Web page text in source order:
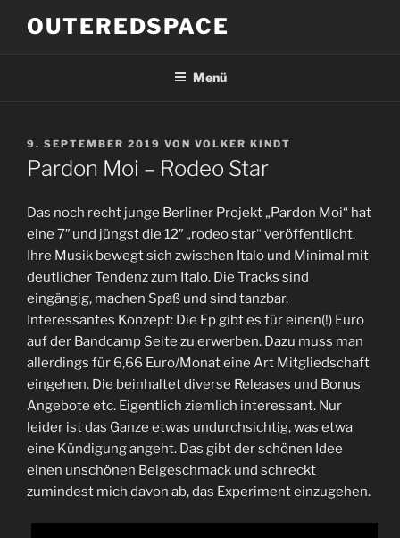
InhaltOUTEREDSPACE
Menü
VERÖFFENTLICHT
AM
9. SEPTEMBER 2019 VON VOLKER KINDT
Pardon Moi – Rodeo Star
Das noch recht junge Berliner Projekt „Pardon Moi“ hat
eine 7″ und jüngst die 12″ „rodeo star“ veröffentlicht.
Ihre Musik bewegt sich zwischen Italo und Minimal mit
deutlicher Tendenz zum Italo. Die Tracks sind
eingängig, machen Spaß und sind tanzbar.
Interessantes Konzept: Die Ep gibt es für einen(!) Euro
auf der Bandcamp Seite zu erwerben. Dazu muss man
allerdings für 6,66 Euro/Monat eine Art Mitgliedschaft
eingehen. Die beinhaltet diverse Releases und Bonus
Angebote etc. Eigentlich ziemlich interessant. Nur
leider ist das Ganze etwas undurchsichtig, was etwa
eine Kündigung angeht. Das gibt der schönen Idee
einen unschönen Beigeschmack und schreckt
zumindest mich davon ab, das Experiment einzugehen.